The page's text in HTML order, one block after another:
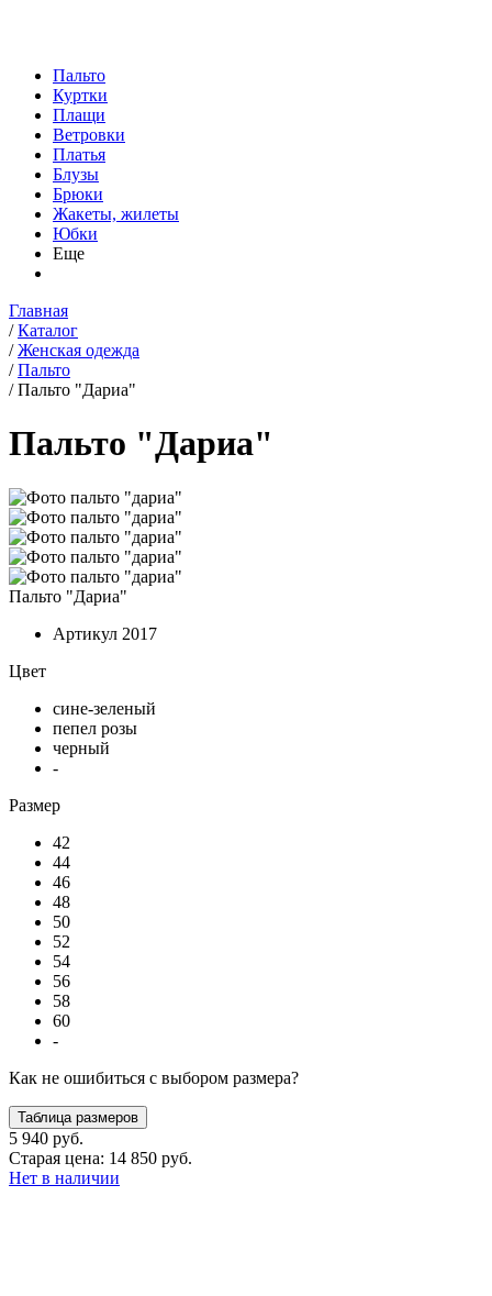
Пальто
Куртки
Плащи
Ветровки
Платья
Блузы
Брюки
Жакеты, жилеты
Юбки
Еще
Главная
/ Каталог
/ Женская одежда
/ Пальто
/ Пальто "Дариа"
Пальто "Дариа"
Пальто "Дариа"
Артикул 2017
Цвет
сине-зеленый
пепел розы
черный
-
Размер
42
44
46
48
50
52
54
56
58
60
-
Как не ошибиться с выбором размера?
Таблица размеров
5 940 руб.
Старая цена: 14 850 руб.
Нет в наличии